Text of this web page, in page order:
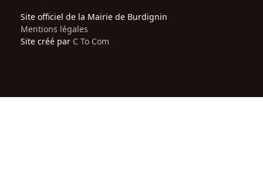
Site officiel de la Mairie de Burdignin
Mentions légales
Site créé par C To Com